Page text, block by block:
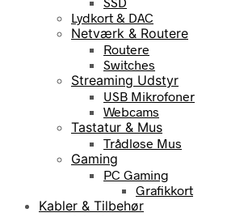
Lydkort & DAC
Netværk & Routere
Routere
Switches
Streaming Udstyr
USB Mikrofoner
Webcams
Tastatur & Mus
Trådløse Mus
Gaming
PC Gaming
Grafikkort
Kabler & Tilbehør